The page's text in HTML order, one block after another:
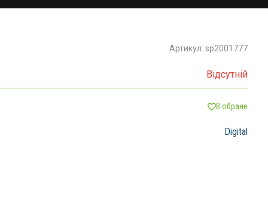
Артикул: sp2001777
Відсутній
В обране
Digital